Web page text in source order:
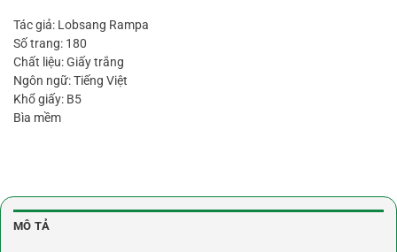
Tác giả: Lobsang Rampa
Số trang: 180
Chất liệu: Giấy trắng
Ngôn ngữ: Tiếng Việt
Khổ giấy: B5
Bìa mềm
MÔ TẢ